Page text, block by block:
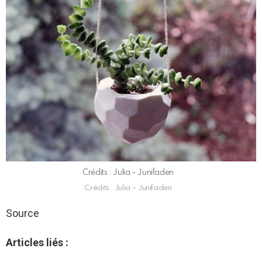
Crédits : Julia – Junifaden
Crédits : Julia – Junifaden
Source
Articles liés :